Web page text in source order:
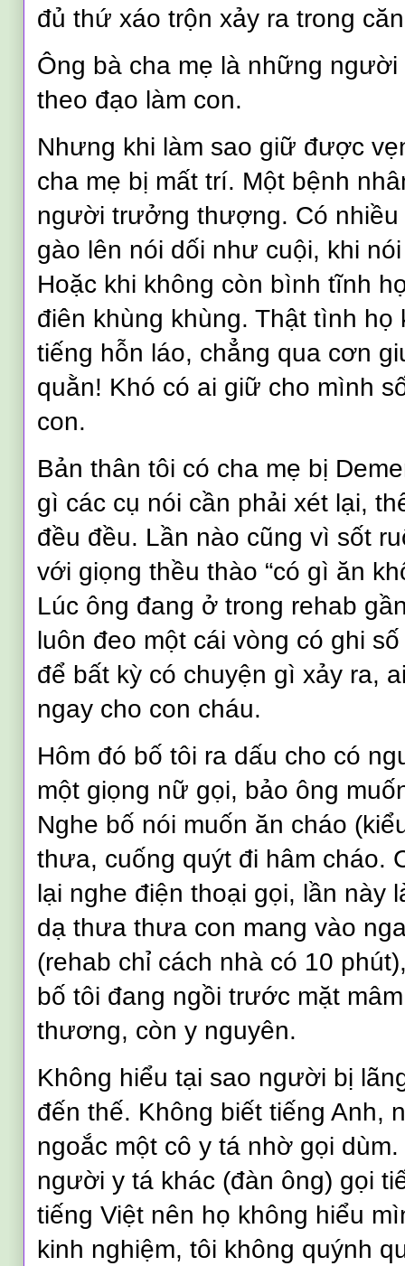
đủ thứ xáo trộn xảy ra trong
Ông bà cha mẹ là những
theo đạo làm con.
Nhưng khi làm sao giữ được
cha mẹ bị mất trí. Một bệnh
người trưởng thượng. Có nhiều
gào lên nói dối như cuội, khi
Hoặc khi không còn bình tĩnh
điên khùng khùng. Thật tình họ
tiếng hỗn láo, chẳng qua cơn
quằn! Khó có ai giữ cho mình
con.
Bản thân tôi có cha mẹ bị
gì các cụ nói cần phải xét lại,
đều đều. Lần nào cũng vì sốt
với giọng thều thào “có gì ăn
Lúc ông đang ở trong rehab
luôn đeo một cái vòng có ghi
để bất kỳ có chuyện gì xảy ra,
ngay cho con cháu.
Hôm đó bố tôi ra dấu cho có
một giọng nữ gọi, bảo ông
Nghe bố nói muốn ăn cháo
thưa, cuống quýt đi hâm cháo.
lại nghe điện thoại gọi, lần này
dạ thưa thưa con mang vào
(rehab chỉ cách nhà có 10
bố tôi đang ngồi trước mặt
thương, còn y nguyên.
Không hiểu tại sao người bị
đến thế. Không biết tiếng Anh,
ngoắc một cô y tá nhờ gọi
người y tá khác (đàn ông) gọi
tiếng Việt nên họ không hiểu
kinh nghiệm, tôi không quýnh